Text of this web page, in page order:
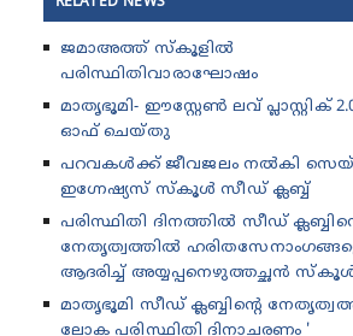
ജമാഅത്ത് സ്കൂ‌ളിൽ
പരിസ്ഥിതിവാരാഘോഷം
മാതൃഭൂമി- ഈസ്റ്റേൺ ലവ് പ്ലാസ്റ്റിക്
ഓഫ് ചെയ്തു
പറവകൾക്ക് ജീവജലം നൽകി
ഇഗ്നേഷ്യസ് സ്‌കൂൾ സീഡ് ക്ലബ്ബ്
പരിസ്ഥിതി ദിനത്തിൽ സീഡ്
നേതൃത്വത്തിൽ
ആദരിച്ച് അയ്യപ്പനെഴുത്തച്ഛൻ
മാതൃഭൂമി സീഡ് ക്ലബ്ബിന്റെ
ലോക പരിസ്ഥിതി ദിനാചരണം '